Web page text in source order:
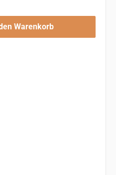
benutze die Schaltflächen um die
Warenkorb